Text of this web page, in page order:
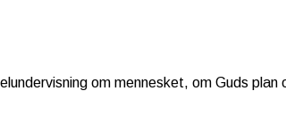
om mennesket, om Guds